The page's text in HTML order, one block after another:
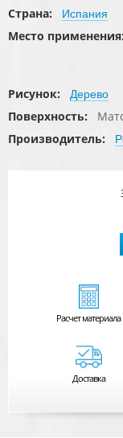
Страна: Испания
Место применения:
Рисунок: Дерево
Поверхность:
Производитель:
Расчетматериала
Доставка